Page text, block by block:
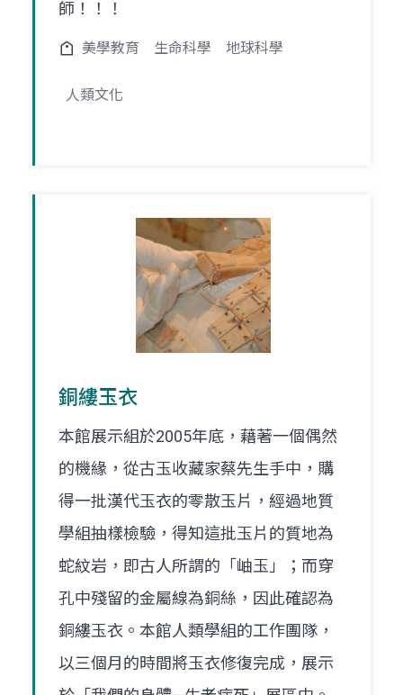
師！！！
美學教育 生命科學 地球科學
人類文化
銅縷玉衣
本館展示組於2005年底，藉著一個偶然
的機緣，從古玉收藏家蔡先生手中，購
得一批漢代玉衣的零散玉片，經過地質
學組抽樣檢驗，得知這批玉片的質地為
蛇紋岩，即古人所謂的「岫玉」；而穿
孔中殘留的金屬線為銅絲，因此確認為
銅縷玉衣。本館人類學組的工作團隊，
以三個月的時間將玉衣修復完成，展示